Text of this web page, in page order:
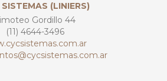
SISTEMAS (LINIERS)
Gordillo 44
(11) 4644-3496